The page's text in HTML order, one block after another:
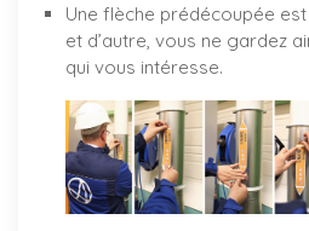
Une flèche prédécoupée
et d’autre, vous ne gardez
qui vous intéresse.